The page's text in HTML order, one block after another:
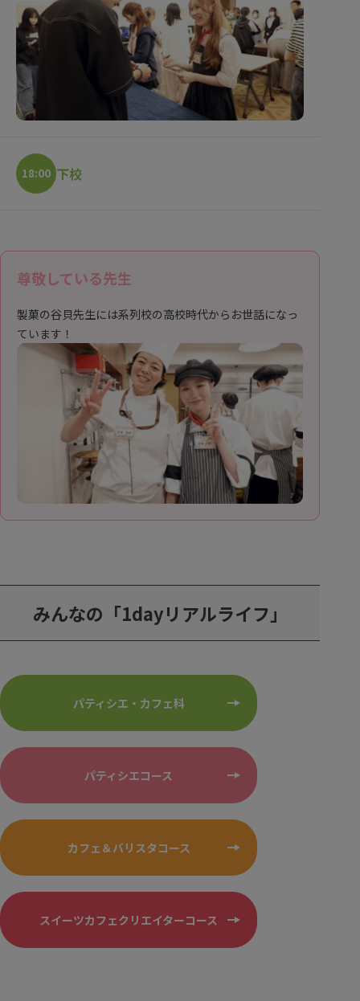
18:00 下校
尊敬している先生
製菓の谷貝先生には系列校の高校時代からお世話になっ
ています！
みんなの「1dayリアルライフ」
パティシエ・カフェ科
パティシエコース
カフェ＆バリスタコース
スイーツカフェクリエイターコース